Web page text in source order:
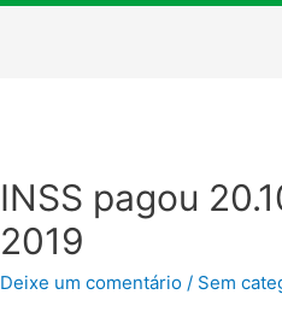
INSS pagou
2019
Deixe um comentário / Sem